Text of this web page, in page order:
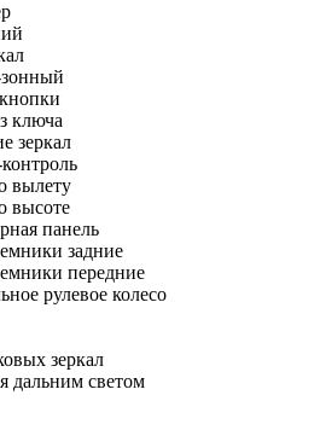
ключа
зеркал
вылету
высоте
панель
задние
передние
рулевое колесо
зеркал
дальним светом